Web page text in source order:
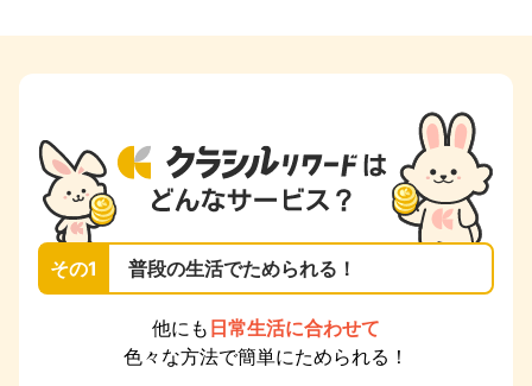
その1 普段の生活でためられる！
他にも 日常生活に合わせて
色々な方法で簡単にためられる！